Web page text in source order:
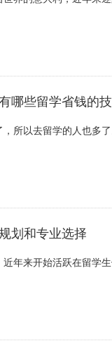
哪些留学省钱的
所以去留学的人也多
划和专业选择
年来开始活跃在留学